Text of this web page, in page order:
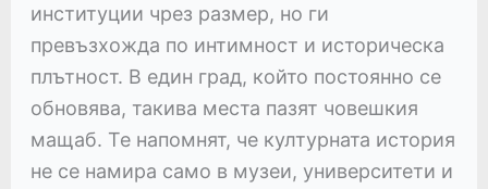
институции чрез размер, но ги
превъзхожда по интимност и историческа
плътност. В един град, който постоянно се
обновява, такива места пазят човешкия
мащаб. Те напомнят, че културната история
не се намира само в музеи, университети и